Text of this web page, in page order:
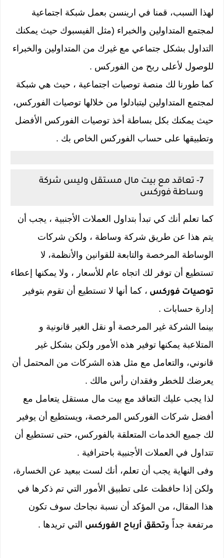
لهذا السبب، قمنا في ارينسن بعمل شبكة اجتماعية
لمجتمع المتداولين والخبراء (مثل الفيسبوك حيث يمكنك
التداول بشكل جتماعي مع غيرك من المتداولين والخبراء
للوصول لأعلى ربح من الفوركس .
كما طورنا لك منصة توصيات اجتماعية ، حيث هي شبكة
لمجتمع المتداولين ليتبادلوا من خلالها توصيات الفوركس،
حيث يمكنك بكل بساطة أخذ توصيات الفوركس الأفضل
وتطبيقها على حساب الفوركس الخاص بك .
7- تعاقد مع بيت مال مستقل وليس شركة
وساطة فوركس
كما تعلم أنك كي تبدأ بتداول العملات الأجنبية ، يجب أن
يتم هذا عن طريق شركة وساطة ، ولكن شركات
الوساطة المرخصة والتابعة للقوانين والأنظمة، لا
تستطيع أن توفر لك اتجاه عام للأسعار ، ولا يمكنها إعطاء
توصيات فوركس ، كما أنها لا تستطيع أن تقوم بتوفير
إدارة حسابات .
بينما الشركة غير المرخصة أو نقل الغير قانونية و
المتلاعبة يمكنها توفير هذه الأمور ولكن بشكل غير
قانوني، والتعامل مع مثل هذه الشركات من المحتمل أن
يعرضك للخطر وفقدان رأس مالك .
لذا يجب عليك التعاقد مع بيت مال مستقل يتعامل مع
أفضل شركات الفوركس المرخصة، ويستطيع أن يوفير
لك جميع الخدمات المتعلقة بالفوركس، حتى تستطيع أن
تتداول في العملات الأجنبية باحترافية .
وفى النهاية يجب أن تعلم، أنك لست ببعيد عن الخسارة،
ولكن إذا حافظت على تطبيق الأمور التي تم ذكرها في
هذا المقال، من المؤكد أن نسبة نجاحك سوف تكون
مرتفعة جداً وتحقق أرباح الفوركس التي تريدها .